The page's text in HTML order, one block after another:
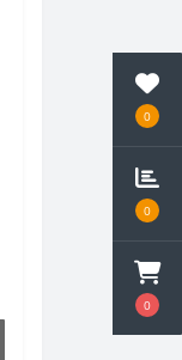
0
0
0